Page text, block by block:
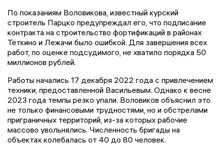
По показаниям Воловикова, известный курский
строитель Парцко предупреждал его, что подписание
контракта на строительство фортификаций в районах
Тёткино и Лежачи было ошибкой. Для завершения всех
работ, по оценке подсудимого, не хватило порядка 50
миллионов рублей.
Работы начались 17 декабря 2022 года с привлечением
техники, предоставленной Васильевым. Однако к весне
2023 года темпы резко упали. Воловиков объяснил это
не только финансовыми трудностями, но и обстрелами
приграничных территорий, из-за которых рабочие
массово увольнялись. Численность бригады на
объектах колебалась от 40 до 80 человек.